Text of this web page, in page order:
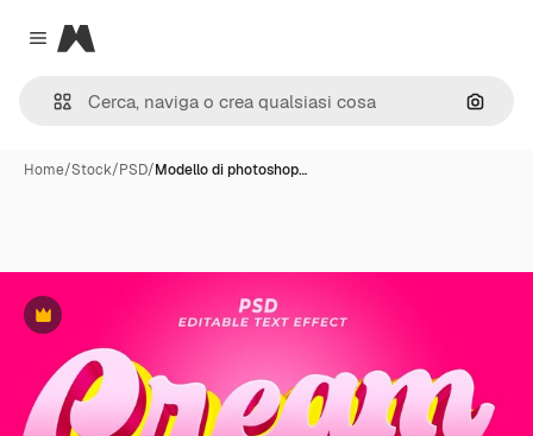
Close menu
Magnific
Cerca
Home/Stock/PSD/Modello di photoshop…
Premium